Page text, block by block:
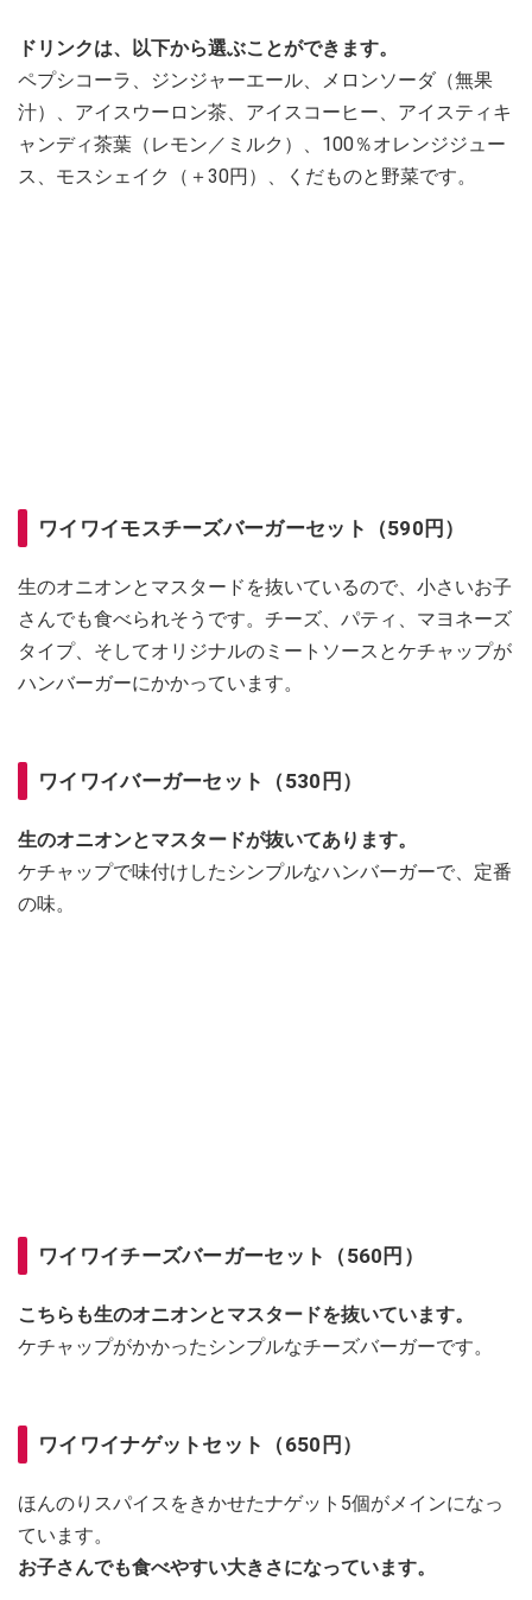
ドリンクは、以下から選ぶことができます。
ペプシコーラ、ジンジャーエール、メロンソーダ（無果
汁）、アイスウーロン茶、アイスコーヒー、アイスティキ
ャンディ茶葉（レモン／ミルク）、100％オレンジジュー
ス、モスシェイク（＋30円）、くだものと野菜です。
ワイワイモスチーズバーガーセット（590円）
生のオニオンとマスタードを抜いているので、小さいお子
さんでも食べられそうです。チーズ、パティ、マヨネーズ
タイプ、そしてオリジナルのミートソースとケチャップが
ハンバーガーにかかっています。
ワイワイバーガーセット（530円）
生のオニオンとマスタードが抜いてあります。
ケチャップで味付けしたシンプルなハンバーガーで、定番
の味。
ワイワイチーズバーガーセット（560円）
こちらも生のオニオンとマスタードを抜いています。
ケチャップがかかったシンプルなチーズバーガーです。
ワイワイナゲットセット（650円）
ほんのりスパイスをきかせたナゲット5個がメインになっ
ています。
お子さんでも食べやすい大きさになっています。